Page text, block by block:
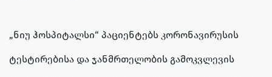
„ნიუ ჰოსპიტალსი“ პაციენტებს კორონავირუსის
ტესტირებისა და ჯანმრთელობის გამოკვლევის